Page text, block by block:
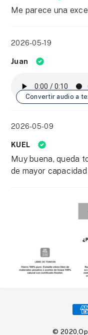
Me parece una
2026-05-19
Juan
Convertir audio a
2026-05-09
KUEL
Muy buena, queda
de mayor
©